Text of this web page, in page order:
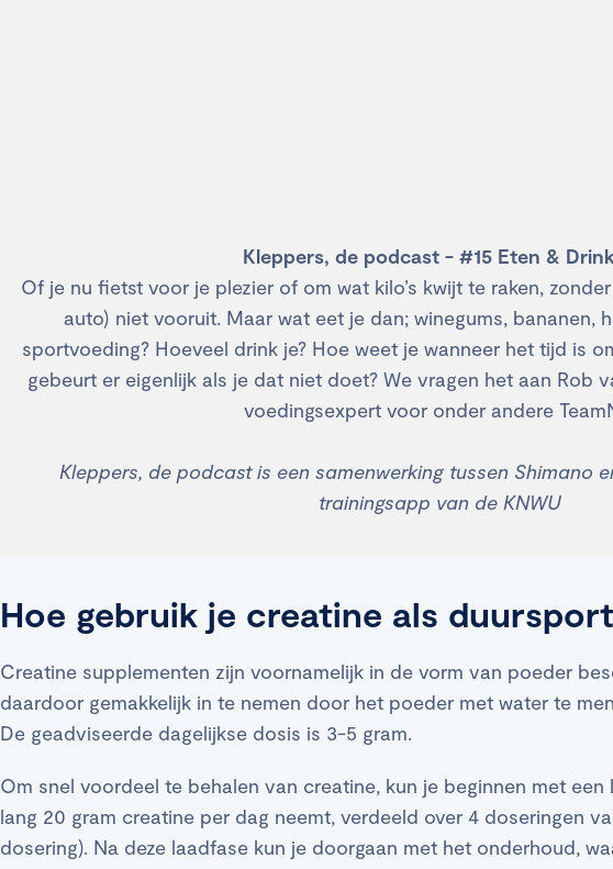
Kleppers, de podcast - #15 Eten &
Of je nu fietst voor je plezier of om wat kilo’s kwijt te raken,
auto) niet vooruit. Maar wat eet je dan; winegums, bananen,
sportvoeding? Hoeveel drink je? Hoe weet je wanneer het tijd is
gebeurt er eigenlijk als je dat niet doet? We vragen het aan Rob
voedingsexpert voor onder andere
Kleppers, de podcast is een samenwerking tussen Shimano
trainingsapp van de KNWU
Hoe gebruik je creatine als
Creatine supplementen zijn voornamelijk in de vorm van poeder
daardoor gemakkelijk in te nemen door het poeder met water te
De geadviseerde dagelijkse dosis is 3-5 gram.
Om snel voordeel te behalen van creatine, kun je beginnen met een
lang 20 gram creatine per dag neemt, verdeeld over 4 doseringen
dosering). Na deze laadfase kun je doorgaan met het onderhoud,